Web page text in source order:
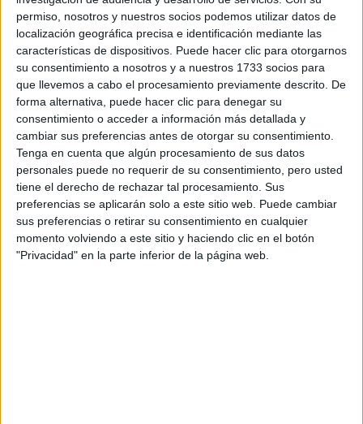
permiso, nosotros y nuestros socios podemos utilizar datos de
localización geográfica precisa e identificación mediante las
características de dispositivos. Puede hacer clic para otorgarnos
su consentimiento a nosotros y a nuestros 1733 socios para
que llevemos a cabo el procesamiento previamente descrito. De
forma alternativa, puede hacer clic para denegar su
consentimiento o acceder a información más detallada y
cambiar sus preferencias antes de otorgar su consentimiento.
Tenga en cuenta que algún procesamiento de sus datos
personales puede no requerir de su consentimiento, pero usted
tiene el derecho de rechazar tal procesamiento. Sus
preferencias se aplicarán solo a este sitio web. Puede cambiar
sus preferencias o retirar su consentimiento en cualquier
momento volviendo a este sitio y haciendo clic en el botón
"Privacidad" en la parte inferior de la página web.
ES IMPERDONABLE?
COLD BATHING:
ESTOS SON SUS
BENEFICIOS PARA LA
MENTE Y CUERPO
La realidad, es que para practicar el poliamor hay que ser
muy seguro de sí mismo. Tal como dice la palabra, poli-
amor, no significa únicamente tener relaciones con otra